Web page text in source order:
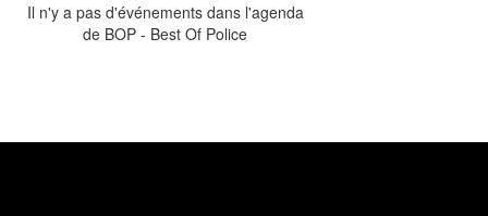
Il n'y a pas d'événements dans l'agenda
de BOP - Best Of Police